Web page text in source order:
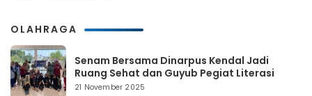
OLAHRAGA
Senam Bersama Dinarpus Kendal Jadi
Ruang Sehat dan Guyub Pegiat Literasi
21 November 2025